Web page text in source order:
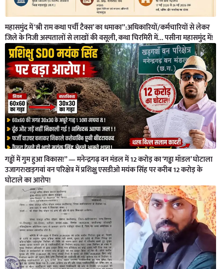
महासमुंद में ‘श्री राम कथा पर्ची टैक्स’ का धमाका”:अधिकारियों/कर्मचारियों से लेकर
जिले के निजी अस्पतालों से लाखों की वसूली, कथा चिरमिरी में… पसीना महासमुंद में!
गड्ढों में गुम हुआ विकास!” — मनेन्द्रगढ़ वन मंडल में 12 करोड़ का ‘गड्ढा मॉडल’ घोटाला
उजागर!खड़गवां वन परिक्षेत्र में प्रशिक्षु एसडीओ मयंक सिंह पर करीब 12 करोड़ के
घोटाले का आरोप!